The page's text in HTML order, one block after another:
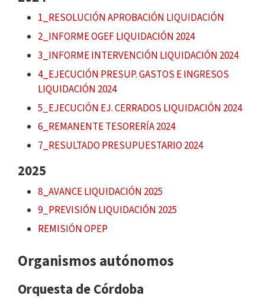
1_RESOLUCIÓN APROBACIÓN LIQUIDACIÓN
2_INFORME OGEF LIQUIDACIÓN 2024
3_INFORME INTERVENCIÓN LIQUIDACIÓN 2024
4_EJECUCIÓN PRESUP. GASTOS E INGRESOS
LIQUIDACIÓN 2024
5_EJECUCIÓN EJ. CERRADOS LIQUIDACIÓN 2024
6_REMANENTE TESORERÍA 2024
7_RESULTADO PRESUPUESTARIO 2024
2025
8_AVANCE LIQUIDACIÓN 2025
9_PREVISIÓN LIQUIDACIÓN 2025
REMISIÓN OPEP
Organismos autónomos
Orquesta de Córdoba